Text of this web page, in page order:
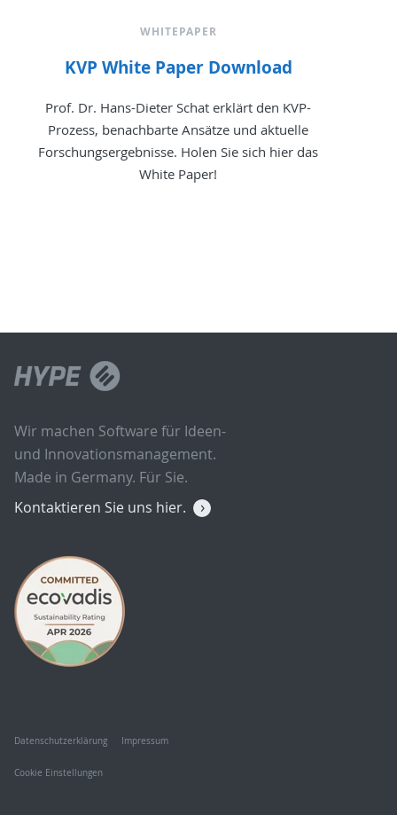
WHITEPAPER
KVP White Paper Download
Prof. Dr. Hans-Dieter Schat erklärt den KVP-
Prozess, benachbarte Ansätze und aktuelle
Forschungsergebnisse. Holen Sie sich hier das
White Paper!
Wir machen Software für Ideen-
und Innovationsmanagement.
Made in Germany. Für Sie.
Kontaktieren Sie uns hier.
Datenschutzerklärung Impressum
Cookie Einstellungen